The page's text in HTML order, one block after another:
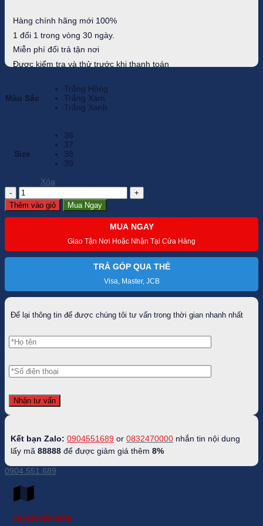
Hàng chính hãng mới 100%
1 đổi 1 trong vòng 30 ngày.
Miễn phí đổi trả tận nơi
Được kiểm tra và thử trước khi thanh toán
Màu Sắc
Trắng Hồng
Trắng Xám
Trắng Xanh
Size
36
37
38
39
Xóa
Giày
Golf
Nữ
PGM
cấp
Thêm vào giỏ Mua Ngay
MUA NGAY
Giao Tận Nơi Hoặc Nhận Tại Cửa Hàng
TRẢ GÓP QUA THẺ
Visa, Master, JCB
Để lại thông tin để được chúng tôi tư vấn trong thời gian nhanh nhất
Kết bạn Zalo: 0904551689 or 0832470000 nhắn tin nội dung
lấy mã 88888 để được giảm giá thêm 8%
0904.551.689
SHOWROOM